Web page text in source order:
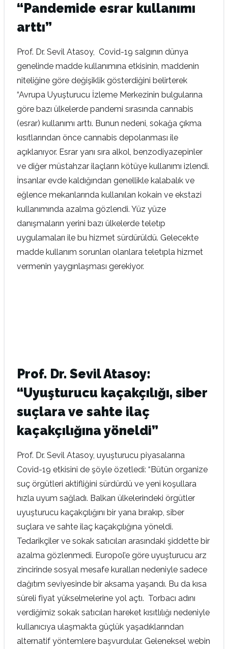
“Pandemide esrar kullanımı
arttı”
Prof. Dr. Sevil Atasoy, Covid-19 salgının dünya
genelinde madde kullanımına etkisinin, maddenin
niteliğine göre değişiklik gösterdiğini belirterek
“Avrupa Uyuşturucu İzleme Merkezinin bulgularına
göre bazı ülkelerde pandemi sırasında cannabis
(esrar) kullanımı arttı. Bunun nedeni, sokağa çıkma
kısıtlarından önce cannabis depolanması ile
açıklanıyor. Esrar yanı sıra alkol, benzodiyazepinler
ve diğer müstahzar ilaçların kötüye kullanımı izlendi.
İnsanlar evde kaldığından genellikle kalabalık ve
eğlence mekanlarında kullanılan kokain ve ekstazi
kullanımında azalma gözlendi. Yüz yüze
danışmaların yerini bazı ülkelerde teletıp
uygulamaları ile bu hizmet sürdürüldü. Gelecekte
madde kullanım sorunları olanlara teletıpla hizmet
vermenin yaygınlaşması gerekiyor.
Prof. Dr. Sevil Atasoy:
“Uyuşturucu kaçakçılığı, siber
suçlara ve sahte ilaç
kaçakçılığına yöneldi”
Prof. Dr. Sevil Atasoy, uyuşturucu piyasalarına
Covid-19 etkisini de şöyle özetledi: “Bütün organize
suç örgütleri aktifliğini sürdürdü ve yeni koşullara
hızla uyum sağladı. Balkan ülkelerindeki örgütler
uyuşturucu kaçakçılığını bir yana bırakıp, siber
suçlara ve sahte ilaç kaçakçılığına yöneldi.
Tedarikçiler ve sokak satıcıları arasındaki şiddette bir
azalma gözlenmedi. Europol’e göre uyuşturucu arz
zincirinde sosyal mesafe kuralları nedeniyle sadece
dağıtım seviyesinde bir aksama yaşandı. Bu da kısa
süreli fiyat yükselmelerine yol açtı. Torbacı adını
verdiğimiz sokak satıcıları hareket kısıtlılığı nedeniyle
kullanıcıya ulaşmakta güçlük yaşadıklarından
alternatif yöntemlere başvurdular. Geleneksel webin